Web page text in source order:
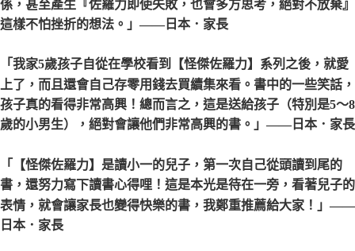
係，甚至產生『佐羅力即使失敗，也會多方思考，絕對不放棄』
這樣不怕挫折的想法。」 ——日本．家長
「我家5歲孩子自從在學校看到【怪傑佐羅力】系列之後，就愛
上了，而且還會自己存零用錢去買續集來看。書中的一些笑話，
孩子真的看得非常高興！總而言之，這是送給孩子（特別是5〜8
歲的小男生），絕對會讓他們非常高興的書。」 ——日本．家長
「【怪傑佐羅力】是讀小一的兒子，第一次自己從頭讀到尾的
書，還努力寫下讀書心得哩！這是本光是待在一旁，看著兒子的
表情，就會讓家長也變得快樂的書，我鄭重推薦給大家！」 ——
日本．家長